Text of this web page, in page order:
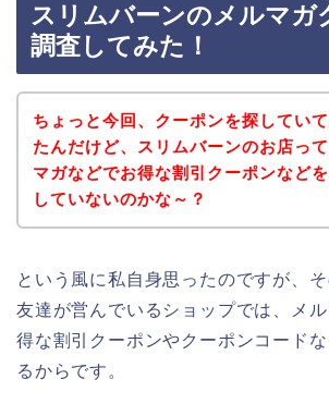
スリムバーンのメルマガ
調査してみた！
ちょっと今回、クーポンを探してい
たんだけど、スリムバーンのお店っ
マガなどでお得な割引クーポンなど
していないのかな～？
という風に私自身思ったのですが、
友達が営んでいるショップでは、メ
得な割引クーポンやクーポンコード
るからです。